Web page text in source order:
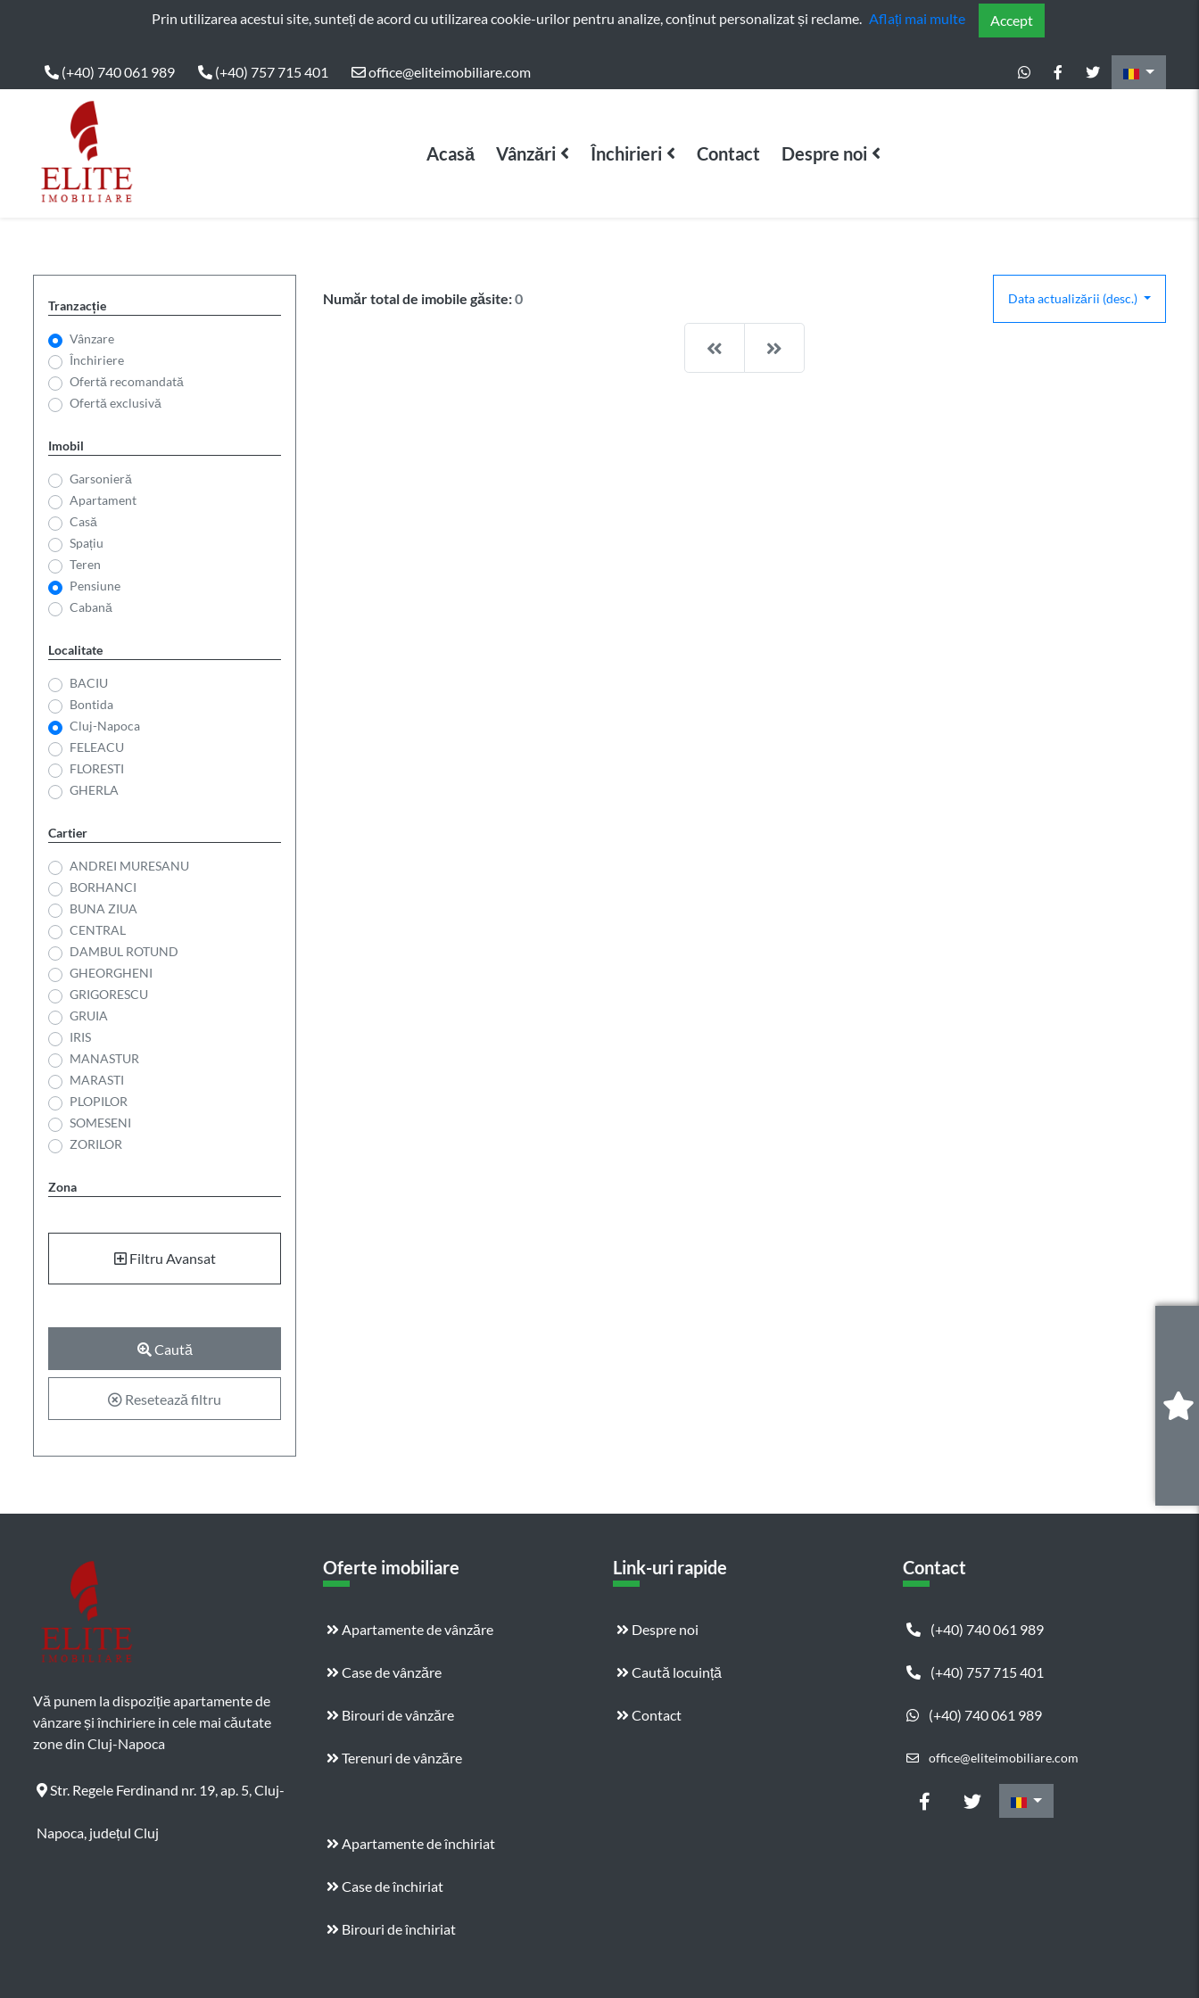
ELITE IMOBILIAREPrin utilizarea acestui site, sunteți de acord cu utilizarea cookie-urilor pentru analize, conținut personalizat și reclame. Aflați mai multe Accept
(+40) 740 061 989 (+40) 757 715 401 office@eliteimobiliare.com
Main Nav Acasă Vânzări Închirieri Contact Despre noi
Tranzacție
Vânzare
Închiriere
Ofertă recomandată
Ofertă exclusivă
Imobil
Garsonieră
Apartament
Casă
Spațiu
Teren
Pensiune
Cabană
Localitate
BACIU
Bontida
Cluj-Napoca
FELEACU
FLORESTI
GHERLA
Cartier
ANDREI MURESANU
BORHANCI
BUNA ZIUA
CENTRAL
DAMBUL ROTUND
GHEORGHENI
GRIGORESCU
GRUIA
IRIS
MANASTUR
MARASTI
PLOPILOR
SOMESENI
ZORILOR
Zona
Filtru Avansat
Caută
Resetează filtru
Număr total de imobile găsite:0 Data actualizării (desc.)
Pagina anterioară
Vă punem la dispoziție apartamente de
vânzare și închiriere in cele mai căutate
zone din Cluj-Napoca
Str. Regele Ferdinand nr. 19, ap. 5, Cluj-
Napoca, județul Cluj
Oferte imobiliare
Apartamente de vânzăre
Case de vânzăre
Birouri de vânzăre
Terenuri de vânzăre
Apartamente de închiriat
Case de închiriat
Birouri de închiriat
Link-uri rapide
Despre noi
Caută locuință
Contact
Contact
(+40) 740 061 989
(+40) 757 715 401
(+40) 740 061 989
office@eliteimobiliare.com